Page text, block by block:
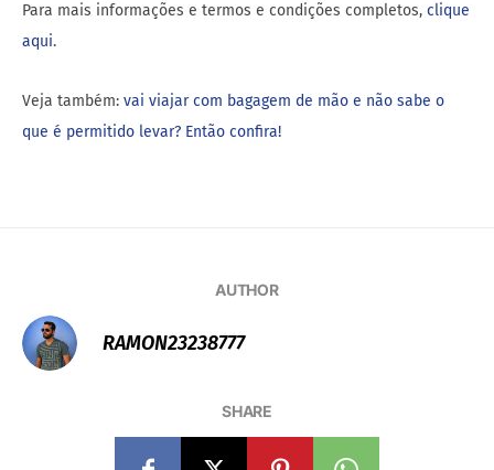
Para mais informações e termos e condições completos, clique
aqui.
Veja também: vai viajar com bagagem de mão e não sabe o
que é permitido levar? Então confira!
AUTHOR
RAMON23238777
SHARE